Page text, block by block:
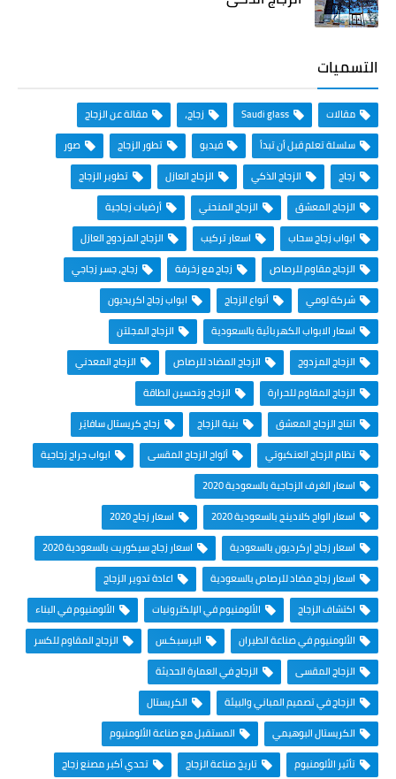
التسميات
مقالات Saudi glass زجاج،
مقالة عن الزجاج
سلسلة تعلم قبل أن تبدأ
فيديو تطور الزجاج
صور
زجاج
الزجاج الذكي الزجاج العازل
تطوير الزجاج
الزجاج المعشق
الزجاج المنحني
أرضيات زجاجية
ابواب زجاج سحاب
اسعار تركيب
الزجاج المزدوج العازل
الزجاج مقاوم للرصاص
زجاج مع زخرفة
زجاج، جسر زجاجي
شركة لومي
أنواع الزجاج
ابواب زجاج اكريديون
اسعار الابواب الكهربائية بالسعودية
الزجاج المجلتن
الزجاج المزدوج
الزجاج المضاد للرصاص
الزجاج المعدني
الزجاج المقاوم للحرارة
الزجاج وتحسين الطاقة
انتاج الزجاج المعشق
بنية الزجاج
زجاج كريستال سافايَر
نظام الزجاج العنكبوتي
ألواح الزجاج المقسى
ابواب جراج زجاجية
اسعار الغرف الزجاجية بالسعودية 2020
اسعار الواح كلادينج بالسعودية 2020
اسعار زجاج 2020
اسعار زجاج اركرديون بالسعودية
اسعار زجاج سيكوريت بالسعودية 2020
اسعار زجاج مضاد للرصاص بالسعودية
اعادة تدوير الزجاج
اكتشاف الزجاج
الألومنيوم في الإلكترونيات
الألومنيوم في البناء
الألومنيوم في صناعة الطيران
البرسبكـس
الزجاج المقاوم للكسر
الزجاج المقسى
الزجاج في العمارة الحديثة
الزجاج في تصميم المباني والبيئة
الكريستال
الكريستال البوهيمي
المستقبل مع صناعة الألومنيوم
تأثير الألومنيوم
تاريخ صناعة الزجاج
تحدي أكبر مصنع زجاج